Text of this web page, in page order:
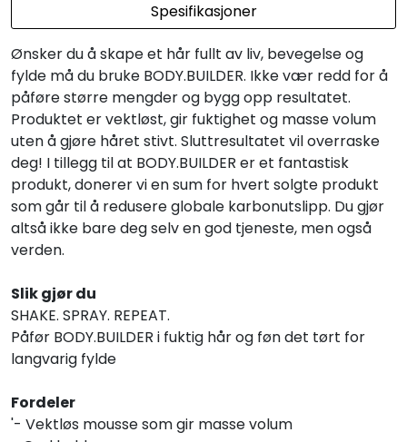
Spesifikasjoner
Ønsker du å skape et hår fullt av liv, bevegelse og
fylde må du bruke BODY.BUILDER. Ikke vær redd for å
påføre større mengder og bygg opp resultatet.
Produktet er vektløst, gir fuktighet og masse volum
uten å gjøre håret stivt. Sluttresultatet vil overraske
deg! I tillegg til at BODY.BUILDER er et fantastisk
produkt, donerer vi en sum for hvert solgte produkt
som går til å redusere globale karbonutslipp. Du gjør
altså ikke bare deg selv en god tjeneste, men også
verden.
Slik gjør du
SHAKE. SPRAY. REPEAT.
Påfør BODY.BUILDER i fuktig hår og føn det tørt for
langvarig fylde
Fordeler
'- Vektløs mousse som gir masse volum